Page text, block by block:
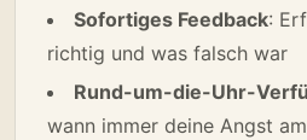
Sofortiges Feedback:
richtig und was falsch war
Rund-um-die-Uhr-
wann immer deine Angst